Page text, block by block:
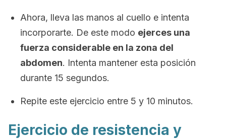
Ahora, lleva las manos al cuello e intenta
incorporarte. De este modo ejerces una
fuerza considerable en la zona del
abdomen. Intenta mantener esta posición
durante 15 segundos.
Repite este ejercicio entre 5 y 10 minutos.
Ejercicio de resistencia y